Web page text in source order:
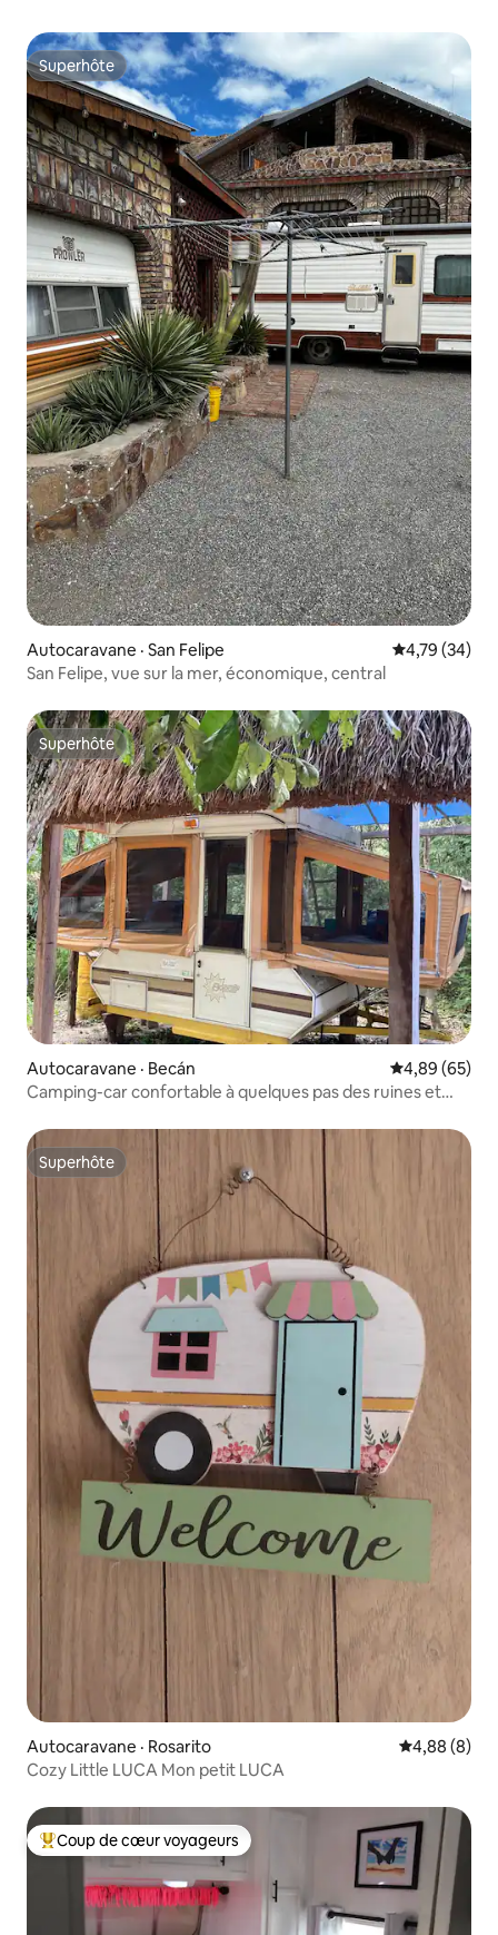
Superhôte
Superhôte
Autocaravane · San Felipe Note
4,79 (34)
San Felipe, vue sur la mer, économique, central
Superhôte
Superhôte
Autocaravane · Becán Note
4,89 (65)
Camping-car confortable à quelques pas des ruines et
Superhôte
Superhôte
Autocaravane · Rosarito Note
4,88 (8)
Cozy Little LUCA Mon petit LUCA
Coup de cœur voyageurs parmi les plus aimés
Coup de cœur voyageurs